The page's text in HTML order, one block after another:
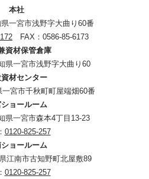
本社
一宮市浅野字大曲り60番
FAX：0586-85-6173
資材保管倉庫
一宮市浅野字大曲り60
材センター
宮市千秋町町屋端畑60番
ョールーム
一宮市森本4丁目13-23
0120-825-257
ョールーム
江南市古知野町北屋敷89
0120-825-257